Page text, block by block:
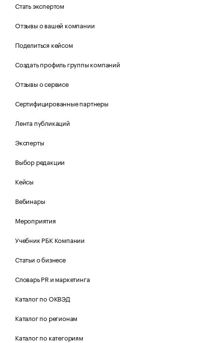
Стать экспертом
Отзывы о вашей компании
Поделиться кейсом
Создать профиль группы компаний
Отзывы о сервисе
Сертифицированные партнеры
Лента публикаций
Эксперты
Выбор редакции
Кейсы
Вебинары
Мероприятия
Учебник РБК Компании
Статьи о бизнесе
Словарь PR и маркетинга
Каталог по ОКВЭД
Каталог по регионам
Каталог по категориям